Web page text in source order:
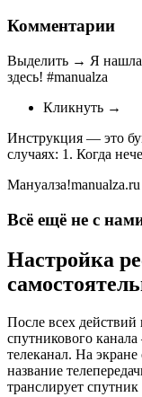
Комментарии
Выделить → Я нашла
здесь! #manualza
Кликнуть →
Инструкция — это
случаях: 1. Когда
Мануалза!manualza.ru
Всё ещё не с
Настройка
После всех действий
спутникового
телеканал. На
название
транслирует